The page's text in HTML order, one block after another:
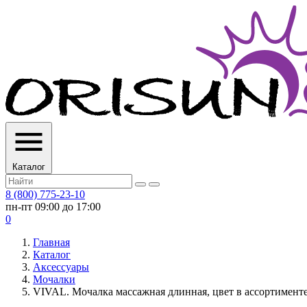
Каталог
8 (800) 775-23-10
пн-пт 09:00 до 17:00
0
Главная
Каталог
Аксессуары
Мочалки
VIVAL. Мочалка массажная длинная, цвет в